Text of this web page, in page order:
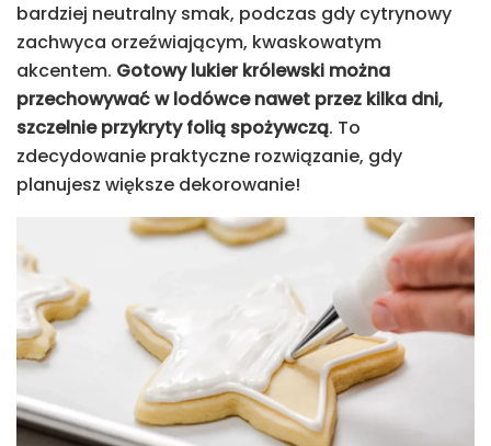
bardziej neutralny smak, podczas gdy cytrynowy
zachwyca orzeźwiającym, kwaskowatym
akcentem. Gotowy lukier królewski można
przechowywać w lodówce nawet przez kilka dni,
szczelnie przykryty folią spożywczą. To
zdecydowanie praktyczne rozwiązanie, gdy
planujesz większe dekorowanie!